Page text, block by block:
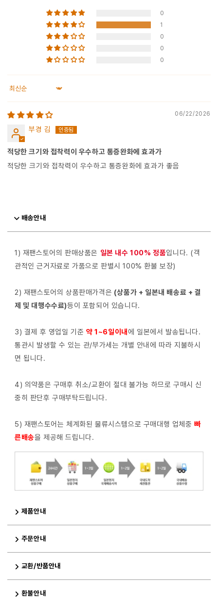
0
1
0
0
0
Sort by
06/22/2026
부경 김
적당한 크기와 접착력이 우수하고 통증완화에 효과가
적당한 크기와 접착력이 우수하고 통증완화에 효과가 좋음
배송안내
1) 재팬스토어의 판매상품은 일본 내수 100% 정품입니다. (객
관적인 근거자료로 가품으로 판별시 100% 환불 보장)
2) 재팬스토어의 상품판매가격은 (상품가 + 일본내 배송료 + 결
제 및 대행수수료)등이 포함되어 있습니다.
3) 결제 후 영업일 기준 약 1~6일이내 에 일본에서 발송됩니다.
통관시 발생할 수 있는 관/부가세는 개별 안내에 따라 지불하시
면 됩니다.
4) 의약품은 구매후 취소/교환이 절대 불가능 하므로 구매시 신
중히 판단후 구매부탁드립니다.
5) 재팬스토어는 체계화된 물류시스템으로 구매대행 업체중빠
른배송을 제공해 드립니다.
제품안내
주문안내
교환/반품안내
환불안내